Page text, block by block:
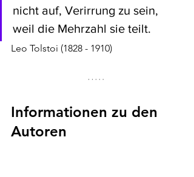
nicht auf, Verirrung zu sein,
weil die Mehrzahl sie teilt.
Leo Tolstoi (1828 - 1910)
Informationen zu den
Autoren